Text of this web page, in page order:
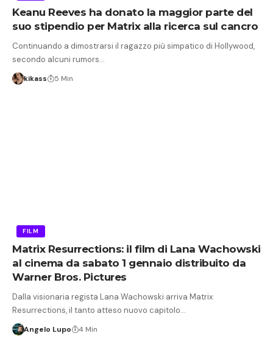
Keanu Reeves ha donato la maggior parte del
suo stipendio per Matrix alla ricerca sul cancro
Continuando a dimostrarsi il ragazzo più simpatico di Hollywood,
secondo alcuni rumors…
kikass 5 Min
FILM
Matrix Resurrections: il film di Lana Wachowski
al cinema da sabato 1 gennaio distribuito da
Warner Bros. Pictures
Dalla visionaria regista Lana Wachowski arriva Matrix
Resurrections, il tanto atteso nuovo capitolo…
Angelo Lupo 4 Min